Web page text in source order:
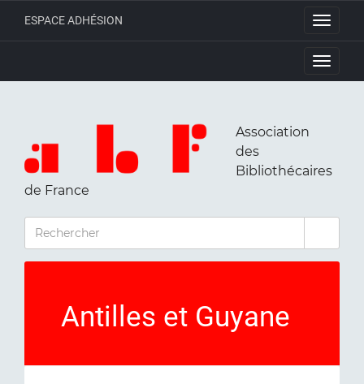
Toggle
ESPACE ADHÉSION
Toggle
Association
des
Bibliothécaires
de France
RECHERCHER
Antilles et Guyane